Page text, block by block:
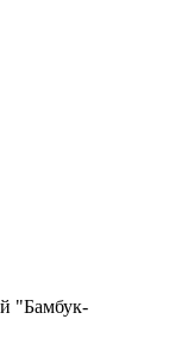
"Бамбук-